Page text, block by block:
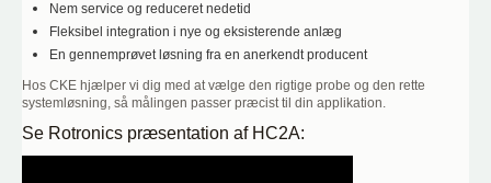
Nem service og reduceret nedetid
Fleksibel integration i nye og eksisterende anlæg
En gennemprøvet løsning fra en anerkendt producent
Hos CKE hjælper vi dig med at vælge den rigtige probe og den rette
systemløsning, så målingen passer præcist til din applikation.
Se Rotronics præsentation af HC2A: